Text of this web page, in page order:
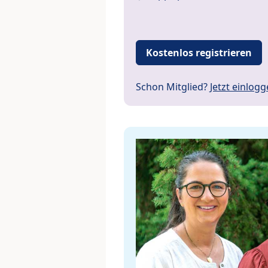
Kostenlos registrieren
Schon Mitglied? Jetzt